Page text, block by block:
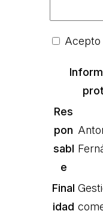
Acepto
Res
pon
sabl
e
Final
idad